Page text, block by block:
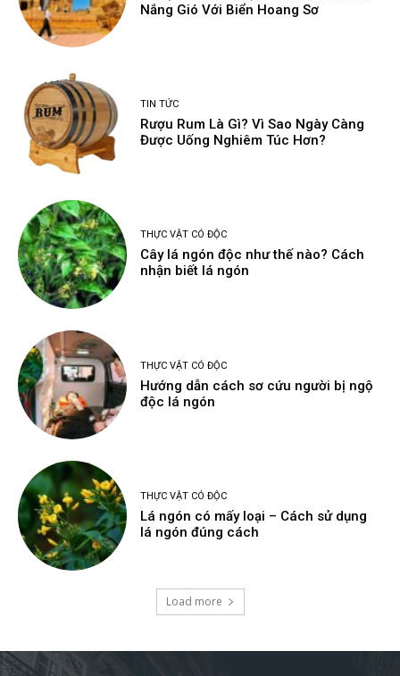
Nắng Gió Với Biển Hoang Sơ
TIN TỨC
Rượu Rum Là Gì? Vì Sao Ngày Càng
Được Uống Nghiêm Túc Hơn?
THỰC VẬT CÓ ĐỘC
Cây lá ngón độc như thế nào? Cách
nhận biết lá ngón
THỰC VẬT CÓ ĐỘC
Hướng dẫn cách sơ cứu người bị ngộ
độc lá ngón
THỰC VẬT CÓ ĐỘC
Lá ngón có mấy loại – Cách sử dụng
lá ngón đúng cách
Load more